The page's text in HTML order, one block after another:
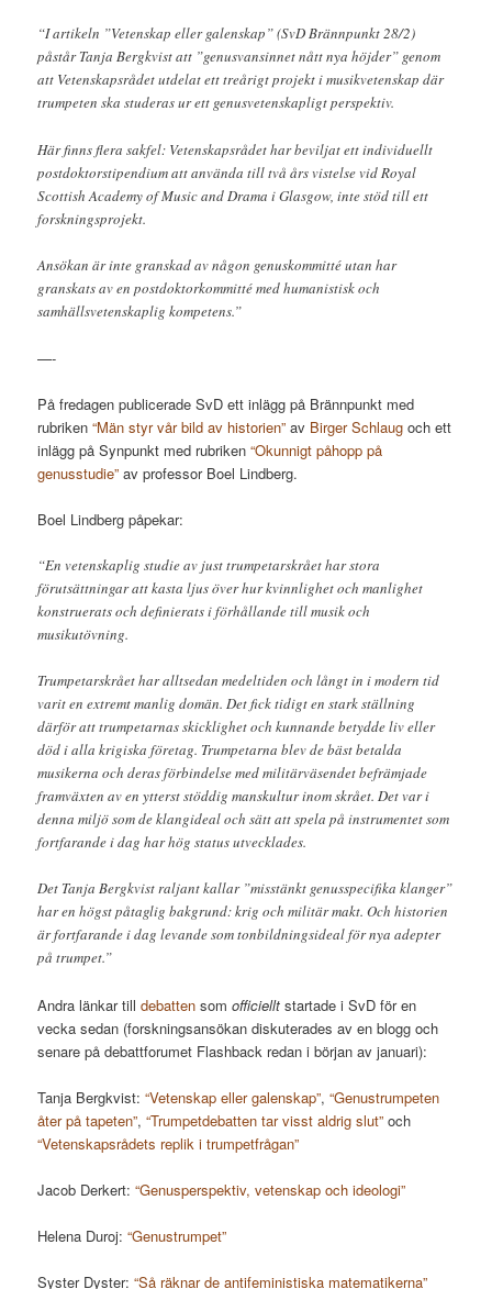
“I artikeln ”Vetenskap eller galenskap” (SvD Brännpunkt 28/2)
påstår Tanja Bergkvist att ”genusvansinnet nått nya höjder” genom
att Vetenskapsrådet utdelat ett treårigt projekt i musikvetenskap där
trumpeten ska studeras ur ett genusvetenskapligt perspektiv.
Här finns flera sakfel: Vetenskapsrådet har beviljat ett individuellt
postdoktorstipendium att använda till två års vistelse vid Royal
Scottish Academy of Music and Drama i Glasgow, inte stöd till ett
forskningsprojekt.
Ansökan är inte granskad av någon genuskommitté utan har
granskats av en postdoktorkommitté med humanistisk och
samhällsvetenskaplig kompetens.”
—-
På fredagen publicerade SvD ett inlägg på Brännpunkt med
rubriken“Män styr vår bild av historien” av Birger Schlaug och ett
inlägg på Synpunkt med rubriken“Okunnigt påhopp på
genusstudie” av professor Boel Lindberg.
Boel Lindberg påpekar:
“En vetenskaplig studie av just trumpetarskrået har stora
förutsättningar att kasta ljus över hur kvinnlighet och manlighet
konstruerats och definierats i förhållande till musik och
musikutövning.
Trumpetarskrået har alltsedan medeltiden och långt in i modern tid
varit en extremt manlig domän. Det fick tidigt en stark ställning
därför att trumpetarnas skicklighet och kunnande betydde liv eller
död i alla krigiska företag. Trumpetarna blev de bäst betalda
musikerna och deras förbindelse med militärväsendet befrämjade
framväxten av en ytterst stöddig manskultur inom skrået. Det var i
denna miljö som de klangideal och sätt att spela på instrumentet som
fortfarande i dag har hög status utvecklades.
Det Tanja Bergkvist raljant kallar ”misstänkt genusspecifika klanger”
har en högst påtaglig bakgrund: krig och militär makt. Och historien
är fortfarande i dag levande som tonbildningsideal för nya adepter
på trumpet.”
Andra länkar tilldebatten somofficiellt startade i SvD för en
vecka sedan (forskningsansökan diskuterades av en blogg och
senare på debattforumet Flashback redan i början av januari):
Tanja Bergkvist:“Vetenskap eller galenskap”,“Genustrumpeten
åter på tapeten”,“Trumpetdebatten tar visst aldrig slut” och
“Vetenskapsrådets replik i trumpetfrågan”
Jacob Derkert:“Genusperspektiv, vetenskap och ideologi”
Helena Duroj:“Genustrumpet”
Syster Dyster:“Så räknar de antifeministiska matematikerna”